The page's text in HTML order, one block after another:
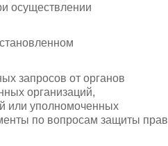
осуществлении
запросов от органов
организаций,
или уполномоченных
по вопросам защиты прав